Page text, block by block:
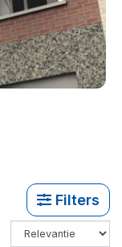
Filters